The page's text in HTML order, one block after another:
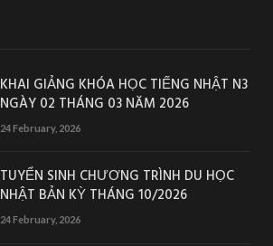
KHAI GIẢNG KHÓA HỌC TIẾNG NHẬT N3
NGÀY 02 THÁNG 03 NĂM 2026
24 February, 2026
TUYỂN SINH CHƯƠNG TRÌNH DU HỌC
NHẬT BẢN KỲ THÁNG 10/2026
24 February, 2026